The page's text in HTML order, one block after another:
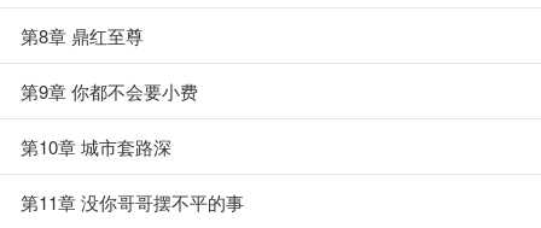
第8章 鼎红至尊
第9章 你都不会要小费
第10章 城市套路深
第11章 没你哥哥摆不平的事